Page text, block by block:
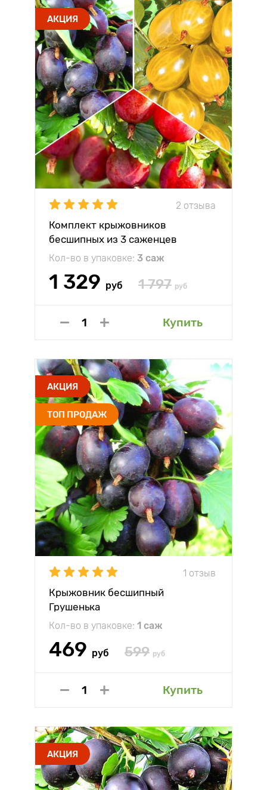
АКЦИЯ
2 отзыва
Комплект крыжовников
бесшипных из 3 саженцев
Кол-во в упаковке: 3 саж
1 329 руб 1 797 руб
Купить
АКЦИЯ
ТОП ПРОДАЖ
1 отзыв
Крыжовник бесшипный
Грушенька
Кол-во в упаковке: 1 саж
469 руб 599 руб
Купить
АКЦИЯ